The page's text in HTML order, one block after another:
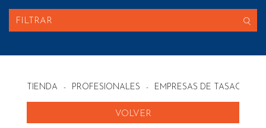
FILTRAR
TIENDA - PROFESIONALES - EMPRESAS DE
VOLVER